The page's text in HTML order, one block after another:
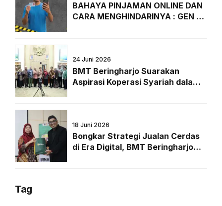
BAHAYA PINJAMAN ONLINE DAN
CARA MENGHINDARINYA : GEN Z
24 Juni 2026
BMT Beringharjo Suarakan
Aspirasi Koperasi Syariah dalam
18 Juni 2026
Bongkar Strategi Jualan Cerdas
di Era Digital, BMT Beringharjo
Tag